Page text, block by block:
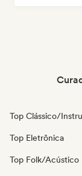
Top Clássico/
Top Eletrônica
Top Folk/Acústico